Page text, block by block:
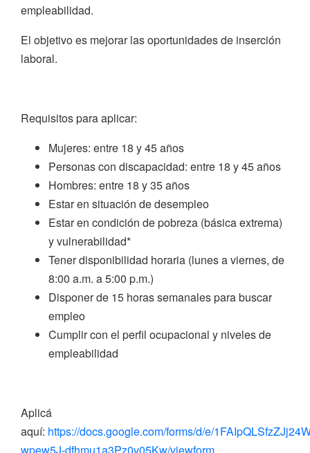
empleabilidad.
El objetivo es mejorar las oportunidades de inserción
laboral.
Requisitos para aplicar:
Mujeres: entre 18 y 45 años
Personas con discapacidad: entre 18 y 45 años
Hombres: entre 18 y 35 años
Estar en situación de desempleo
Estar en condición de pobreza (básica extrema)
y vulnerabilidad*
Tener disponibilidad horaria (lunes a viernes, de
8:00 a.m. a 5:00 p.m.)
Disponer de 15 horas semanales para buscar
empleo
Cumplir con el perfil ocupacional y niveles de
empleabilidad
Aplicá
aquí: https://docs.google.com/forms/d/e/